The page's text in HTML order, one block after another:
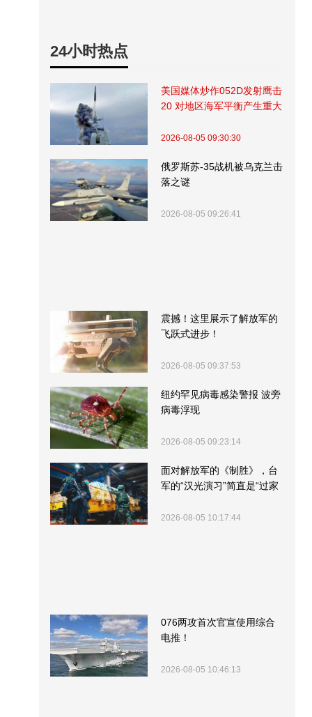
24小时热点
美国媒体炒作052D发射鹰击
20 对地区海军平衡产生重大
2026-08-05 09:30:30
俄罗斯苏-35战机被乌克兰击
落之谜
2026-08-05 09:26:41
震撼！这里展示了解放军的
飞跃式进步！
2026-08-05 09:37:53
纽约罕见病毒感染警报 波旁
病毒浮现
2026-08-05 09:23:14
面对解放军的《制胜》，台
军的“汉光演习”简直是“过家
2026-08-05 10:17:44
076两攻首次官宣使用综合
电推！
2026-08-05 10:46:13